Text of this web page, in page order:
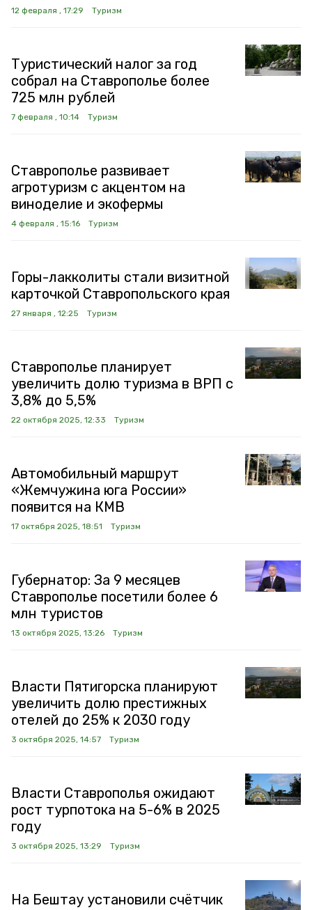
12 февраля , 17:29 Туризм
Туристический налог за год
собрал на Ставрополье более
725 млн рублей
7 февраля , 10:14 Туризм
Ставрополье развивает
агротуризм с акцентом на
виноделие и экофермы
4 февраля , 15:16 Туризм
Горы-лакколиты стали визитной
карточкой Ставропольского края
27 января , 12:25 Туризм
Ставрополье планирует
увеличить долю туризма в ВРП с
3,8% до 5,5%
22 октября 2025, 12:33 Туризм
Автомобильный маршрут
«Жемчужина юга России»
появится на КМВ
17 октября 2025, 18:51 Туризм
Губернатор: За 9 месяцев
Ставрополье посетили более 6
млн туристов
13 октября 2025, 13:26 Туризм
Власти Пятигорска планируют
увеличить долю престижных
отелей до 25% к 2030 году
3 октября 2025, 14:57 Туризм
Власти Ставрополья ожидают
рост турпотока на 5-6% в 2025
году
3 октября 2025, 13:29 Туризм
На Бештау установили счётчик